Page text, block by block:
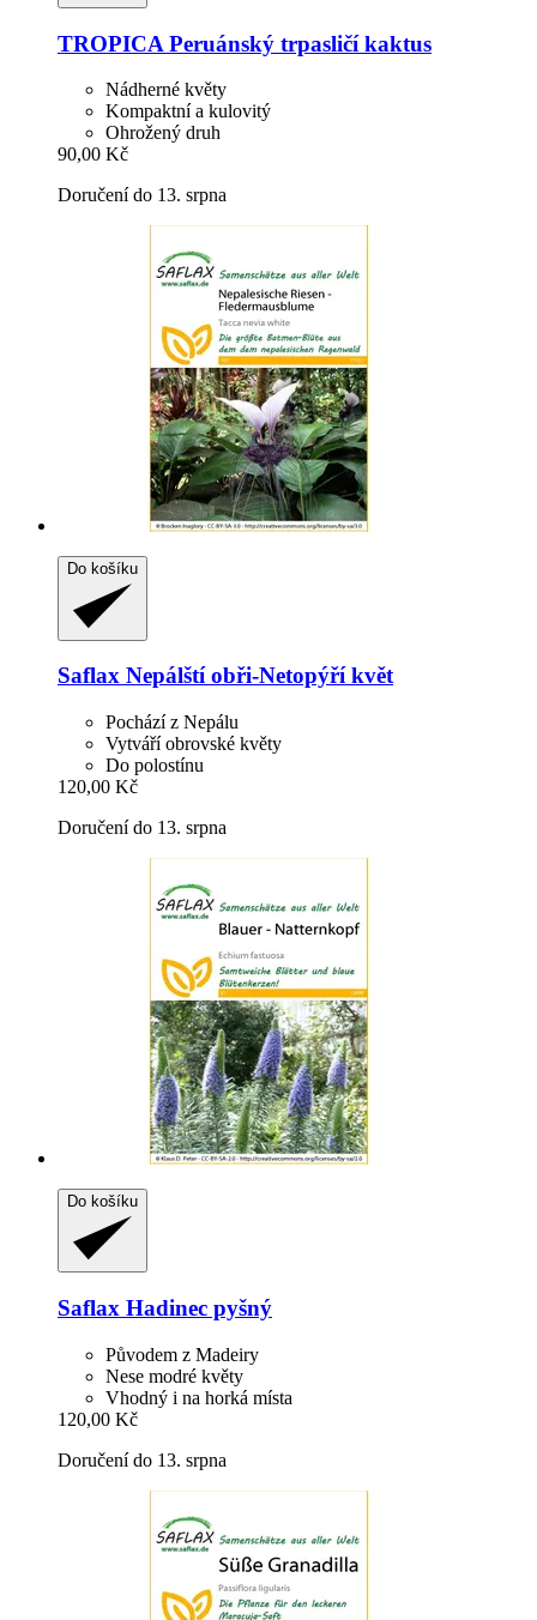
TROPICA Peruánský trpasličí kaktus
Nádherné květy
Kompaktní a kulovitý
Ohrožený druh
90,00 Kč
Doručení do 13. srpna
Do košíku
Saflax Nepálští obři-​Netopýří květ
Pochází z Nepálu
Vytváří obrovské květy
Do polostínu
120,00 Kč
Doručení do 13. srpna
Do košíku
Saflax Hadinec pyšný
Původem z Madeiry
Nese modré květy
Vhodný i na horká místa
120,00 Kč
Doručení do 13. srpna